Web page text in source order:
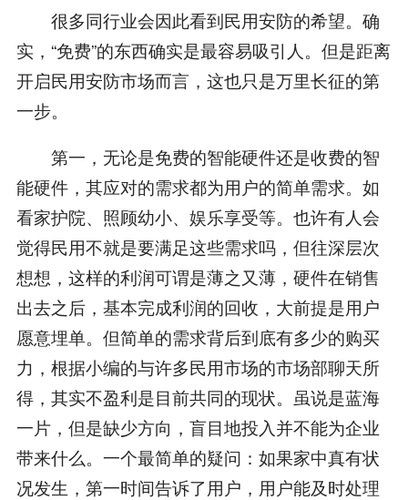
很多同行业会因此看到民用安防的希望。确
实，“免费”的东西确实是最容易吸引人。但是距离
开启民用安防市场而言，这也只是万里长征的第
一步。
第一，无论是免费的智能硬件还是收费的智
能硬件，其应对的需求都为用户的简单需求。如
看家护院、照顾幼小、娱乐享受等。也许有人会
觉得民用不就是要满足这些需求吗，但往深层次
想想，这样的利润可谓是薄之又薄，硬件在销售
出去之后，基本完成利润的回收，大前提是用户
愿意埋单。但简单的需求背后到底有多少的购买
力，根据小编的与许多民用市场的市场部聊天所
得，其实不盈利是目前共同的现状。虽说是蓝海
一片，但是缺少方向，盲目地投入并不能为企业
带来什么。一个最简单的疑问：如果家中真有状
况发生，第一时间告诉了用户，用户能及时处理